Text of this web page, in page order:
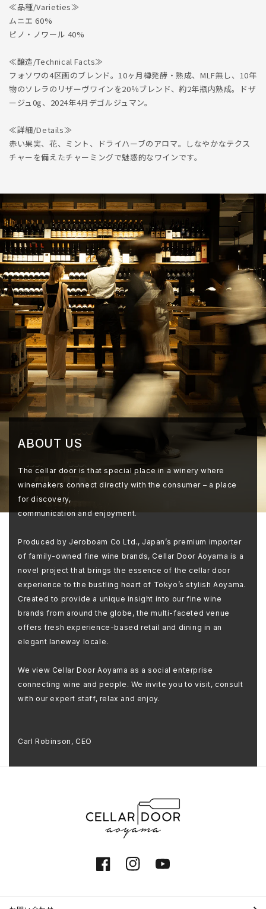
≪品種/Varieties≫
ムニエ 60%
ピノ・ノワール 40%
≪醸造/Technical Facts≫
フォソワの4区画のブレンド。10ヶ月樽発酵・熟成、MLF無し、10年
物のソレラのリザーヴワインを20％ブレンド、約2年瓶内熟成。ドザ
ージュ0g、2024年4月デゴルジュマン。
≪詳細/Details≫
赤い果実、花、ミント、ドライハーブのアロマ。しなやかなテクス
チャーを備えたチャーミングで魅惑的なワインです。
ABOUT US
The cellar door is that special place in a winery where
winemakers connect directly with the consumer – a place
for discovery,
communication and enjoyment.
Produced by Jeroboam Co Ltd., Japan’s premium importer
of family-owned fine wine brands, Cellar Door Aoyama is a
novel project that brings the essence of the cellar door
experience to the bustling heart of Tokyo’s stylish Aoyama.
Created to provide a unique insight into our fine wine
brands from around the globe, the multi-faceted venue
offers fresh experience-based retail and dining in an
elegant laneway locale.
We view Cellar Door Aoyama as a social enterprise
connecting wine and people. We invite you to visit, consult
with our expert staff, relax and enjoy.
Carl Robinson, CEO
FacebookInstagramYouTube